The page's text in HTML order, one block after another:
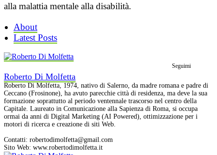
alla malattia mentale alla disabilità.
About
Latest Posts
Seguimi
Roberto Di Molfetta
Roberto Di Molfetta, 1974, nativo di Salerno, da madre romana e padre di
Ceccano (Frosinone), ha avuto parecchie città di residenza, ma deve la sua
formazione soprattutto al periodo ventennale trascorso nel centro della
Capitale. Laureato in Comunicazione alla Sapienza di Roma, si occupa
ormai da anni di Digital Marketing (AI Powered), ottimizzazione per i
motori di ricerca e creazione di siti Web.
Contatti: robertodimolfetta@gmail.com
Sito Web: www.robertodimolfetta.it